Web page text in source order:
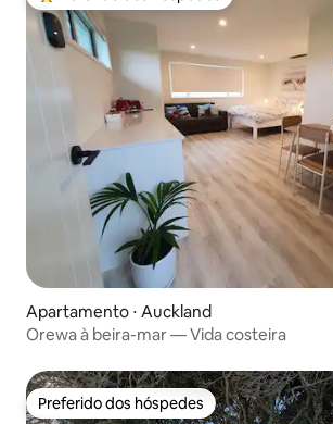
Apartamento ⋅ Auckland
Orewa à beira-mar — Vida costeira
Preferido dos hóspedes
Preferido dos hóspedes